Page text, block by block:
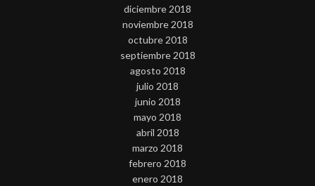
diciembre 2018
noviembre 2018
octubre 2018
septiembre 2018
agosto 2018
julio 2018
junio 2018
mayo 2018
abril 2018
marzo 2018
febrero 2018
enero 2018